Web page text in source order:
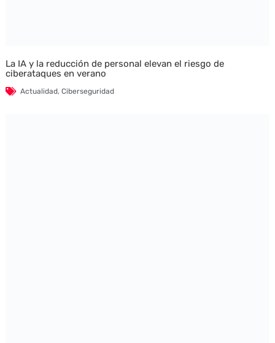
La IA y la reducción de personal elevan el riesgo de
ciberataques en verano
Actualidad, Ciberseguridad